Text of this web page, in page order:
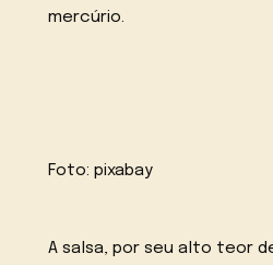
mercúrio.
Foto:pixabay
A salsa, por seu alto teor